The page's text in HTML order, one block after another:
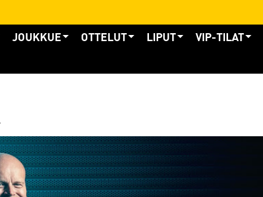
JOUKKUE OTTELUT LIPUT VIP-TILAT